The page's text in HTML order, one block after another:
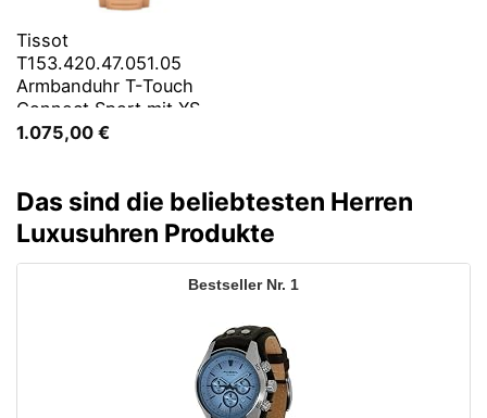
Tissot
T153.420.47.051.05
Armbanduhr T-Touch
Connect Sport mit XS
Band
1.075,00 €
Das sind die beliebtesten Herren
Luxusuhren Produkte
1